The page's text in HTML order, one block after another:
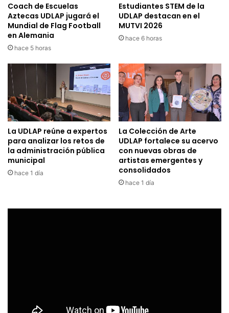
Coach de Escuelas
Aztecas UDLAP jugará el
Mundial de Flag Football
en Alemania
hace 5 horas
Estudiantes STEM de la
UDLAP destacan en el
MUTVI 2026
hace 6 horas
La UDLAP reúne a expertos
para analizar los retos de
la administración pública
municipal
hace 1 día
La Colección de Arte
UDLAP fortalece su acervo
con nuevas obras de
artistas emergentes y
consolidados
hace 1 día